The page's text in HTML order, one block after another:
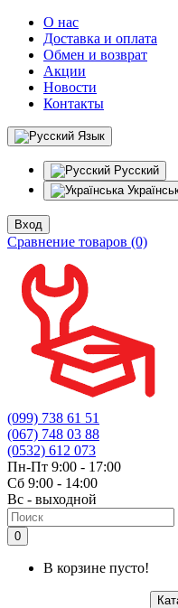
О нас
Доставка и оплата
Обмен и возврат
Акции
Новости
Контакты
Язык
Русский
Вход
Сравнение товаров (0)
(099) 738 61 51
(067) 748 03 88
(0532) 612 073
Пн-Пт 9:00 - 17:00
Сб 9:00 - 14:00
Вс - выходной
0
В корзине пусто!